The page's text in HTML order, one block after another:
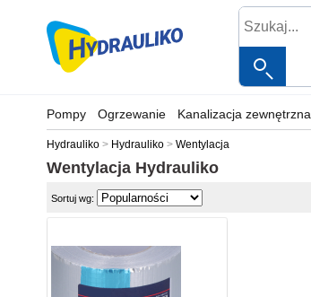
Pompy Ogrzewanie Kanalizacja zewnętrzna
Hydrauliko Hydrauliko Wentylacja
Wentylacja Hydrauliko
Sortuj wg: